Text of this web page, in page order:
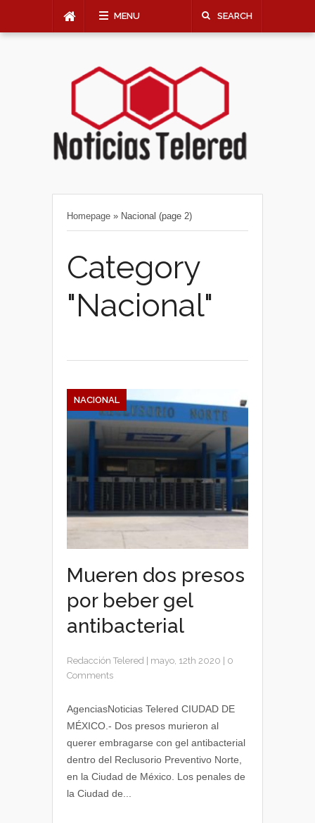
MENU SEARCH
Homepage » Nacional (page 2)
Category
"Nacional"
NACIONAL
Mueren dos presos
por beber gel
antibacterial
Redacción Telered mayo, 12th 2020
0
Comments
AgenciasNoticias Telered CIUDAD DE
MÉXICO.- Dos presos murieron al
querer embragarse con gel antibacterial
dentro del Reclusorio Preventivo Norte,
en la Ciudad de México. Los penales de
la Ciudad de...